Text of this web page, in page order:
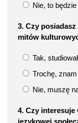
Nie, to
3. Czy
mitów
Tak,
Trochę,
Nie, muszę
4. Czy
językowej